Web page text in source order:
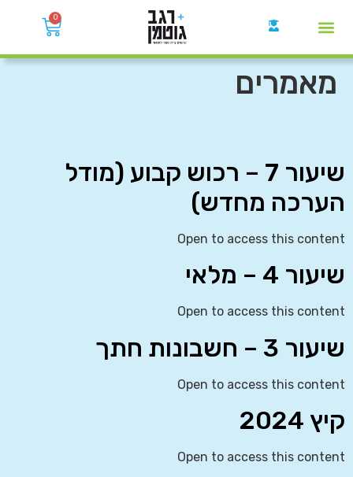
0
מאמרים
שיעור 7 – רכוש קבוע (מודל
הערכה מחדש)
Open to access this content
שיעור 4 – מלאי
Open to access this content
שיעור 3 – חשבונות חתך
Open to access this content
קיץ 2024
Open to access this content